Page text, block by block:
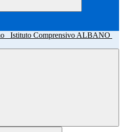
Istituto Comprensivo ALBANO